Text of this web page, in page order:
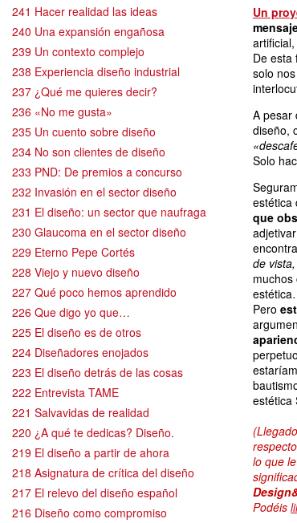
241 Hacer realidad las ideas
240 Una expansión engañosa
239 Un contexto complejo
238 Experiencia diseño industrial
237 ¿Qué me quieres decir?
236 «No me gusta»
235 Un cuento sobre diseño
234 No son clientes de diseño
233 PND: De premios a concurso
232 Invasión en el sector diseño
231 El diseño: un sector que naufraga
230 Glaucoma en el sector diseño
229 Eterno Pepe Cortés
228 Viejo y nuevo diseño
227 Qué poco hemos aprendido
226 Que digo yo que…
225 El diseño es de otros
224 Diseñadores enojados
223 El diseño detrás de las cosas
222 Entrevista TAME
221 Salvavidas de realidad
220 ¿A qué te dedicas? Diseño.
219 El diseño a partir de ahora
218 Asignatura de crítica del diseño
217 El relevo del diseño español
216 Diseño como compromiso
Un
De esta
solo
A pesar
diseño,
Solo
estética
que
de
Pero
estética
lo que
Podéis